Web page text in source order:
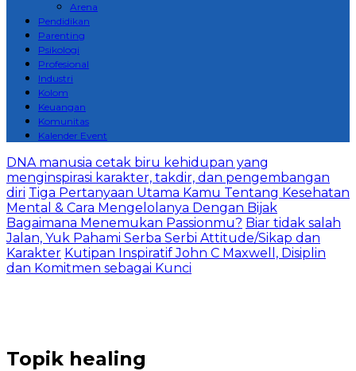
Arena
Pendidikan
Parenting
Psikologi
Profesional
Industri
Kolom
Keuangan
Komunitas
Kalender Event
DNA manusia cetak biru kehidupan yang
menginspirasi karakter, takdir, dan pengembangan
diri Tiga Pertanyaan Utama Kamu Tentang Kesehatan
Mental & Cara Mengelolanya Dengan Bijak
Bagaimana Menemukan Passionmu? Biar tidak salah
Jalan, Yuk Pahami Serba Serbi Attitude/Sikap dan
Karakter Kutipan Inspiratif John C Maxwell, Disiplin
dan Komitmen sebagai Kunci
Topik healing